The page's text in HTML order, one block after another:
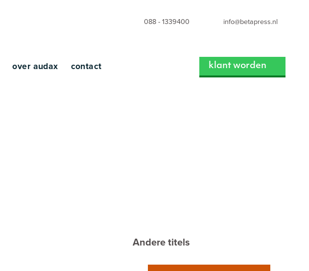
088 - 1339400 info@betapress.nl
over audax contact klant worden
Andere titels